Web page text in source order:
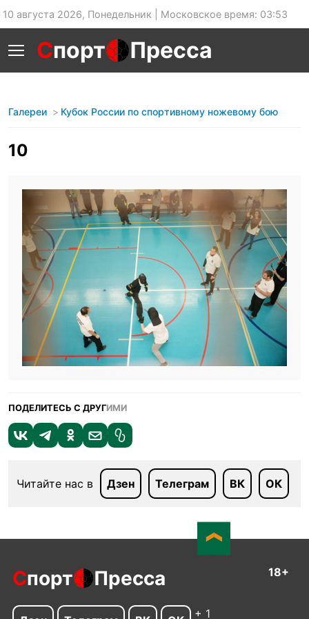
10 августа 2026, Понедельник | Московское время: 03:53
Спорт Пресса
Галереи Кубок России по спортивному ножевому бою
10
ПОДЕЛИТЕСЬ С ДРУГИМИ
Читайте нас в Дзен Телеграм ВК ОК
Спорт Пресса 18+
+ 1